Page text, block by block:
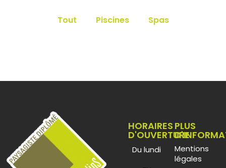
Tout Piscines Spas
HORAIRES
D'OUVERTURE
Du lundi
PLUS
Mentions
légales